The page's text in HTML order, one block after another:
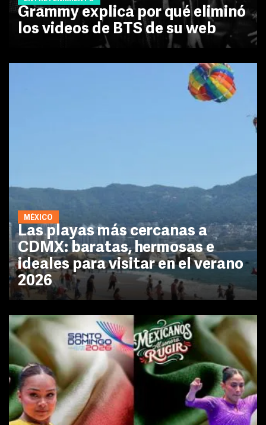
Grammy explica por qué eliminó
los videos de BTS de su web
MÉXICO
Las playas más cercanas a
CDMX: baratas, hermosas e
ideales para visitar en el verano
2026